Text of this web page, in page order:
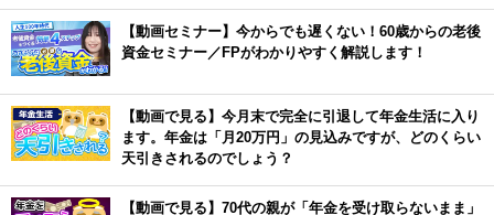
【動画セミナー】今からでも遅くない！60歳からの老後
資金セミナー／FPがわかりやすく解説します！
【動画で見る】今月末で完全に引退して年金生活に入り
ます。年金は「月20万円」の見込みですが、どのくらい
天引きされるのでしょう？
【動画で見る】70代の親が「年金を受け取らないまま」